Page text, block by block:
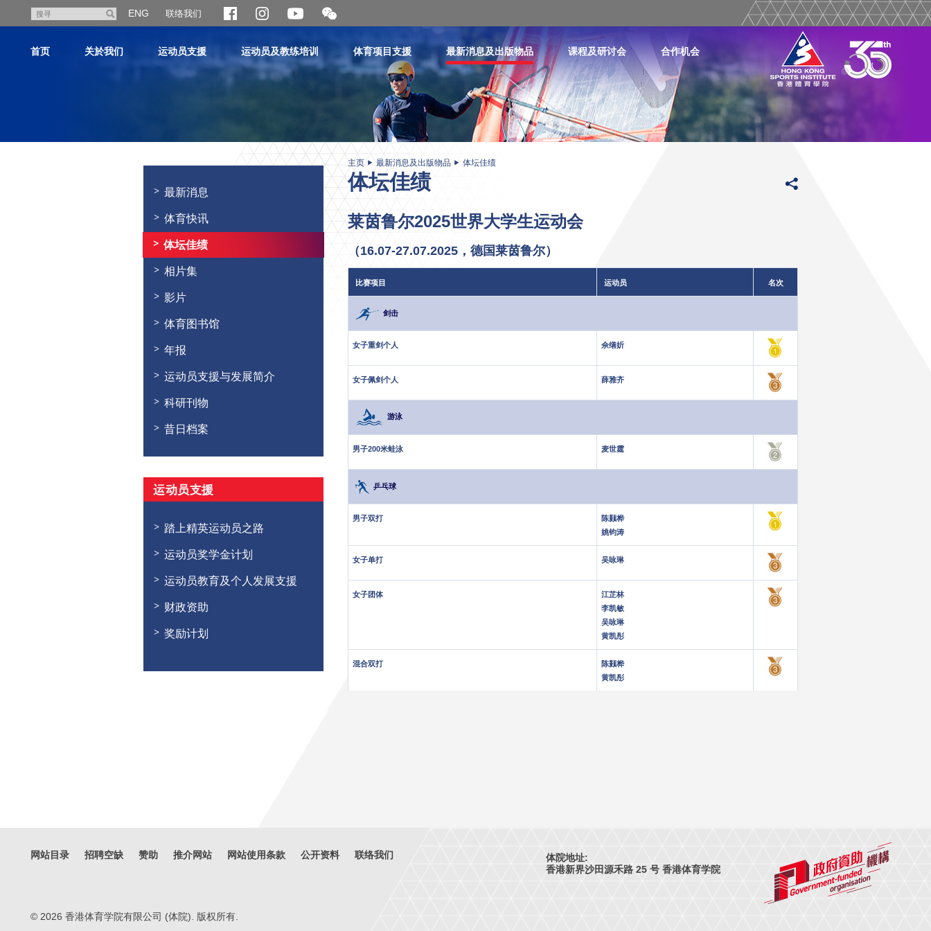
寻
ENG 联络我们
开
合
维
首页 关於我们 运动员支援 运动员及教练培训 体育项目支援 最新消息及出版物品 课程及研讨会 合作机会
最新消息
体育快讯
体坛佳绩
相片集
影片
体育图书馆
年报
运动员支援与发展简介
科研刊物
昔日档案
运动员支援
踏上精英运动员之路
运动员奖学金计划
运动员教育及个人发展支援
财政资助
奖励计划
主页 最新消息及出版物品 体坛佳绩
体坛佳绩
莱茵鲁尔2025世界大学生运动会
（16.07-27.07.2025，德国莱茵鲁尔）
比赛项目 运动员 名次
剑击
女子重剑个人 佘缮妡
女子佩剑个人 薛雅齐
游泳
男子200米蛙泳 麦世霆
乒乓球
男子双打
陈颢桦
姚钧涛
女子单打 吴咏琳
女子团体
江芷林
李凯敏
吴咏琳
黄凯彤
混合双打
陈颢桦
黄凯彤
体院地址:
香港新界沙田源禾路 25 号 香港体育学院
网站目录 招聘空缺 赞助 推介网站 网站使用条款 公开资料 联络我们
© 2026 香港体育学院有限公司 (体院). 版权所有.